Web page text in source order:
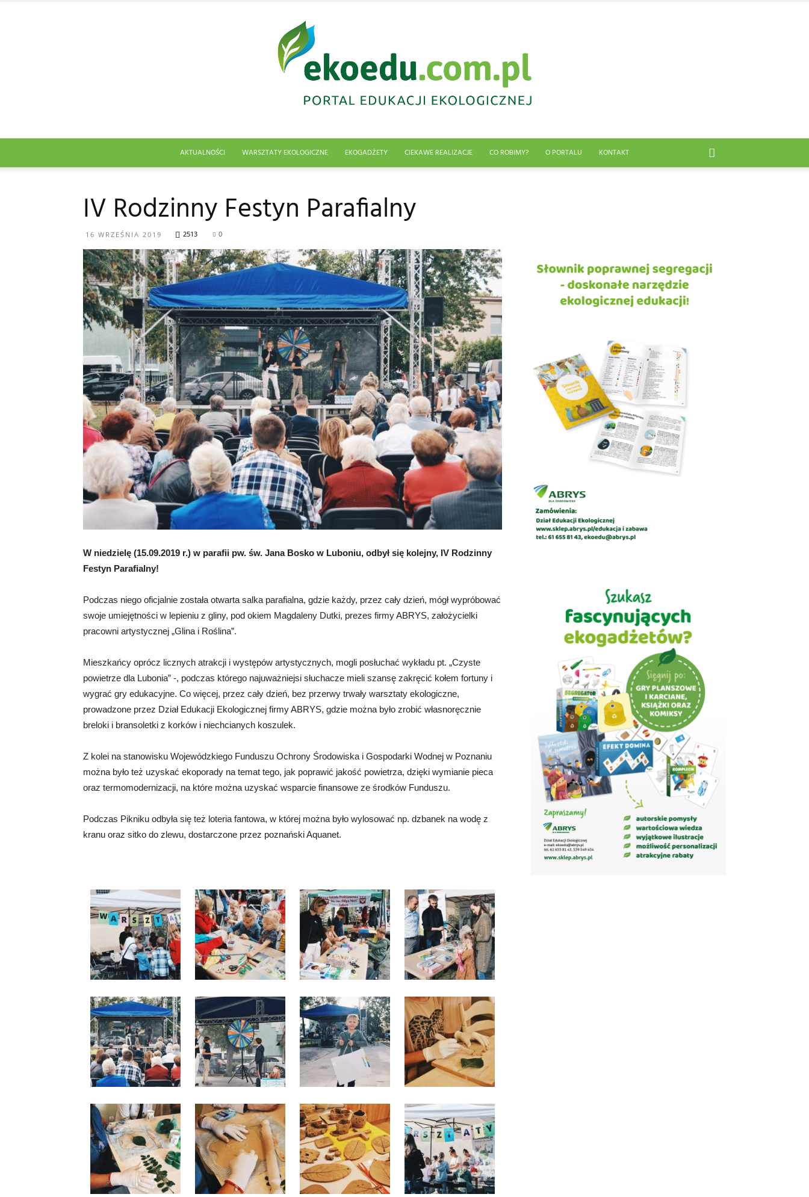
ekologiczna
Abrys
AKTUALNOŚCI WARSZTATY EKOLOGICZNE EKOGADŻETY CIEKAWE REALIZACJE CO ROBIMY? O PORTALU KONTAKT
IV Rodzinny Festyn Parafialny
16 WRZEŚNIA 2019 2513 0
W niedzielę (15.09.2019 r.) w parafii pw. św. Jana Bosko w Luboniu, odbył się kolejny, IV Rodzinny
Festyn Parafialny!
Podczas niego oficjalnie została otwarta salka parafialna, gdzie każdy, przez cały dzień, mógł wypróbować
swoje umiejętności w lepieniu z gliny, pod okiem Magdaleny Dutki, prezes firmy ABRYS, założycielki
pracowni artystycznej „Glina i Roślina”.
Mieszkańcy oprócz licznych atrakcji i występów artystycznych, mogli posłuchać wykładu pt. „Czyste
powietrze dla Lubonia” -, podczas którego najuważniejsi słuchacze mieli szansę zakręcić kołem fortuny i
wygrać gry edukacyjne. Co więcej, przez cały dzień, bez przerwy trwały warsztaty ekologiczne,
prowadzone przez Dział Edukacji Ekologicznej firmy ABRYS, gdzie można było zrobić własnoręcznie
breloki i bransoletki z korków i niechcianych koszulek.
Z kolei na stanowisku Wojewódzkiego Funduszu Ochrony Środowiska i Gospodarki Wodnej w Poznaniu
można było też uzyskać ekoporady na temat tego, jak poprawić jakość powietrza, dzięki wymianie pieca
oraz termomodernizacji, na które można uzyskać wsparcie finansowe ze środków Funduszu.
Podczas Pikniku odbyła się też loteria fantowa, w której można było wylosować np. dzbanek na wodę z
kranu oraz sitko do zlewu, dostarczone przez poznański Aquanet.